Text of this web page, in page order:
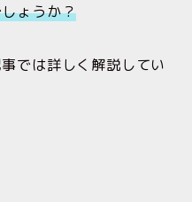
ょうか？
では詳しく解説してい